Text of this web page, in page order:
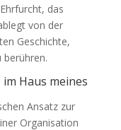
das
von der
Geschichte,
berühren.
Haus meines
Ansatz zur
Organisation